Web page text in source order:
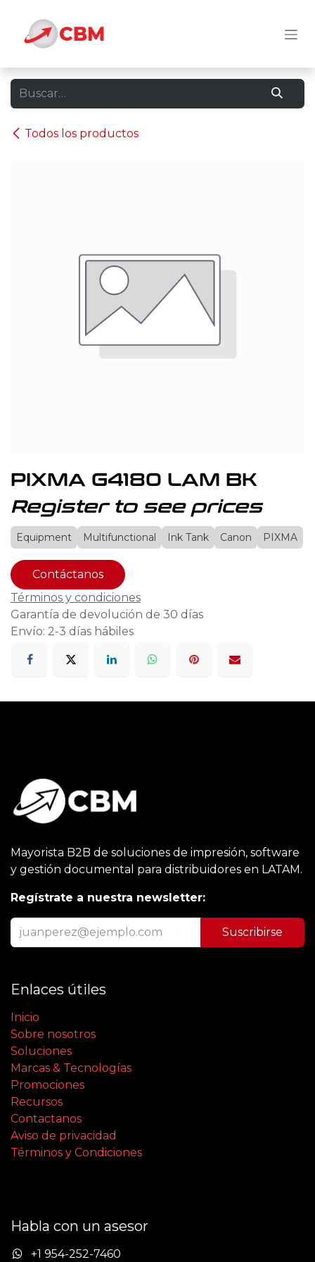
Todos los productos
PIXMA G4180 LAM BK
Register to see prices
Equipment Multifunctional Ink Tank Canon PIXMA
Contáctanos
Términos y condiciones
Garantía de devolución de 30 días
Envío: 2-3 días hábiles
Mayorista B2B de soluciones de impresión, software
y gestión documental para distribuidores en LATAM.
Regístrate a nuestra newsletter:
Suscribirse
Enlaces útiles
Inicio
Sobre nosotros
Soluciones
Marcas & Tecnologías
Promociones
Recursos
Contactanos
Aviso de privacidad
Términos y Condiciones
Habla con un asesor
+1 954-252-7460